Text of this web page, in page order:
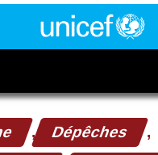
, Dépêches ,